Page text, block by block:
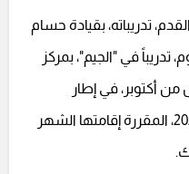
تدريباته، بقيادة حسام
في "الجيم"، بمركز
من أكتوبر، في إطار
استعداداته لبطولة كأس العالم 2026، المقررة إقامتها الشهر